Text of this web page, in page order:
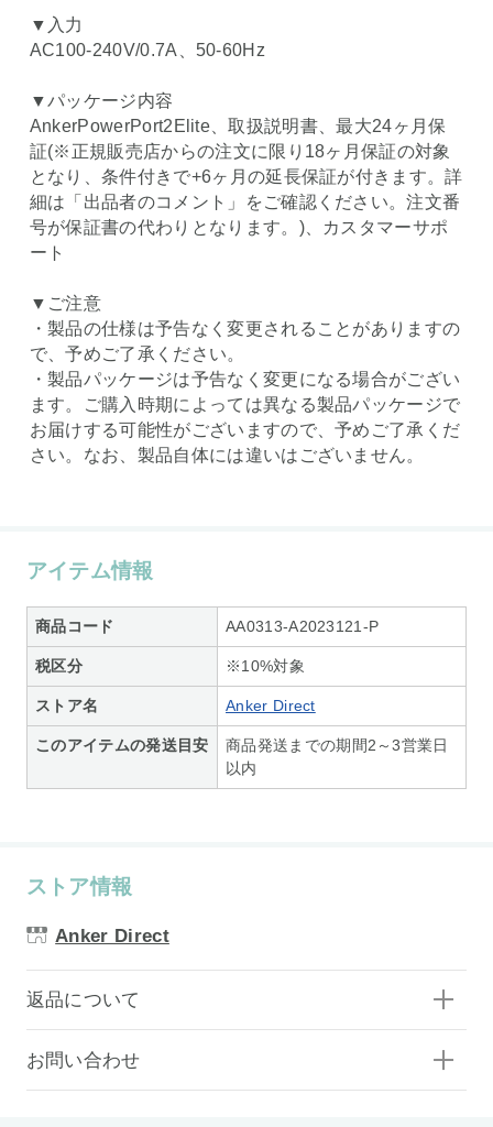
▼入力
AC100-240V/0.7A、50-60Hz
▼パッケージ内容
AnkerPowerPort2Elite、取扱説明書、最大24ヶ月保
証(※正規販売店からの注文に限り18ヶ月保証の対象
となり、条件付きで+6ヶ月の延長保証が付きます。詳
細は「出品者のコメント」をご確認ください。注文番
号が保証書の代わりとなります。)、カスタマーサポ
ート
▼ご注意
・製品の仕様は予告なく変更されることがありますの
で、予めご了承ください。
・製品パッケージは予告なく変更になる場合がござい
ます。ご購入時期によっては異なる製品パッケージで
お届けする可能性がございますので、予めご了承くだ
さい。なお、製品自体には違いはございません。
アイテム情報
商品コード AA0313-A2023121-P
税区分 ※10%対象
ストア名 Anker Direct
このアイテムの発送目安
商品発送までの期間2～3営業日
以内
ストア情報
Anker Direct
返品について
お問い合わせ